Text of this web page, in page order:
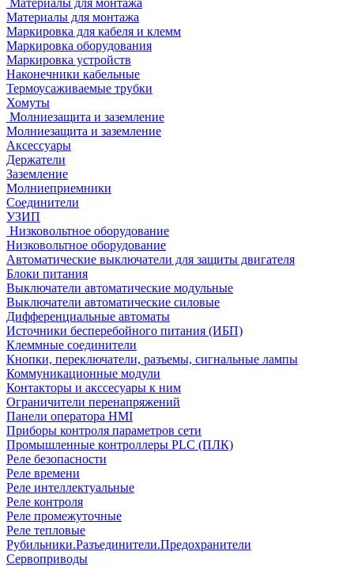
Материалы для монтажа
Материалы для монтажа
Маркировка для кабеля и клемм
Маркировка оборудования
Маркировка устройств
Наконечники кабельные
Термоусаживаемые трубки
Хомуты
Молниезащита и заземление
Молниезащита и заземление
Аксессуары
Держатели
Заземление
Молниеприемники
Соединители
УЗИП
Низковольтное оборудование
Низковольтное оборудование
Автоматические выключатели для защиты двигателя
Блоки питания
Выключатели автоматические модульные
Выключатели автоматические силовые
Дифференциальные автоматы
Источники бесперебойного питания (ИБП)
Клеммные соединители
Кнопки, переключатели, разъемы, сигнальные лампы
Коммуникационные модули
Контакторы и акссесуары к ним
Ограничители перенапряжений
Панели оператора HMI
Приборы контроля параметров сети
Промышленные контроллеры PLC (ПЛК)
Реле безопасности
Реле времени
Реле интеллектуальные
Реле контроля
Реле промежуточные
Реле тепловые
Рубильники.Разъединители.Предохранители
Сервоприводы